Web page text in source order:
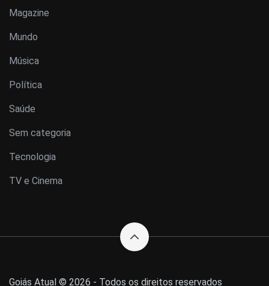
Magazine
Mundo
Música
Política
Saúde
Sem categoria
Tecnologia
TV e Cinema
Goiás Atual © 2026 - Todos os direitos reservados